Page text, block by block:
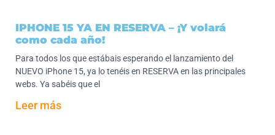
IPHONE 15 YA EN RESERVA – ¡Y volará
como cada año!
Para todos los que estábais esperando el lanzamiento del
NUEVO iPhone 15, ya lo tenéis en RESERVA en las principales
webs. Ya sabéis que el
Leer más